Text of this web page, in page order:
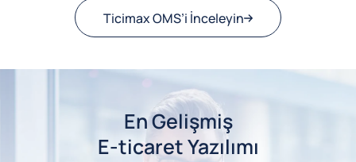
Ticimax OMS’i İnceleyin
En Gelişmiş
E-ticaret Yazılımı